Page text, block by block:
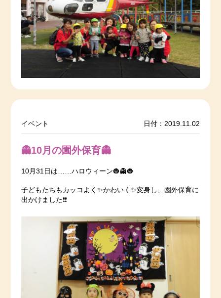
イベント 日付：2019.11.02
👻10月の園外保育👻
10月31日は……ハロウィーン🎃👻🎃
子どもたちもカッコよく✨かわいく✨変身し、園外保育に
出かけました❗️❗️